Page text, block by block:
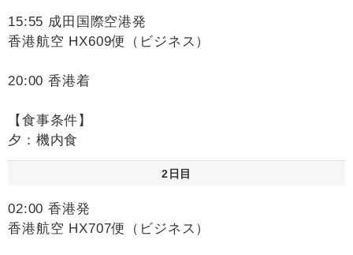
15:55 成田国際空港発
香港航空 HX609便（ビジネス）
20:00 香港着
【食事条件】
夕：機内食
2日目
02:00 香港発
香港航空 HX707便（ビジネス）